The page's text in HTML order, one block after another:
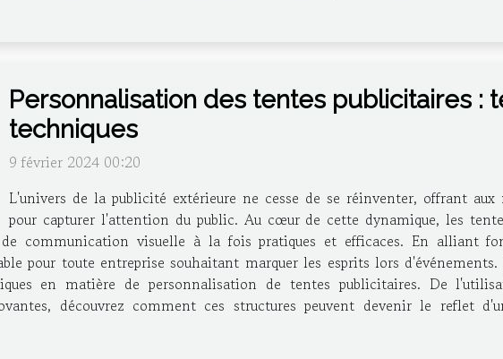
Personnalisation des tentes publicitaires :
techniques
9 février 2024 00:20
L'univers de la publicité extérieure ne cesse de se réinventer, offrant aux
pour capturer l'attention du public. Au cœur de cette dynamique, les
de communication visuelle à la fois pratiques et efficaces. En alliant
pour toute entreprise souhaitant marquer les esprits lors
en matière de personnalisation de tentes publicitaires. De
découvrez comment ces structures peuvent devenir le reflet